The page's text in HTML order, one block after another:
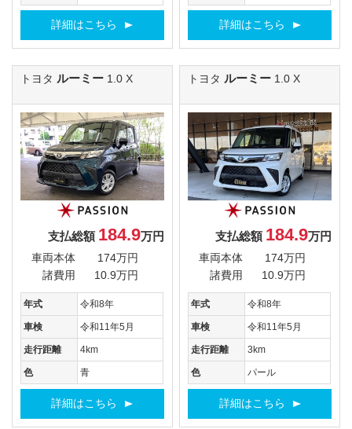
詳細はこちら 詳細はこちら
トヨタ ルーミー 1.0 X
支払総額 184.9万円
車両本体
174万円
諸費用
10.9万円
年式 令和8年
車検 令和11年5月
走行距離 4km
色 青
詳細はこちら
トヨタ ルーミー 1.0 X
支払総額 184.9万円
車両本体
174万円
諸費用
10.9万円
年式 令和8年
車検 令和11年5月
走行距離 3km
色 パール
詳細はこちら